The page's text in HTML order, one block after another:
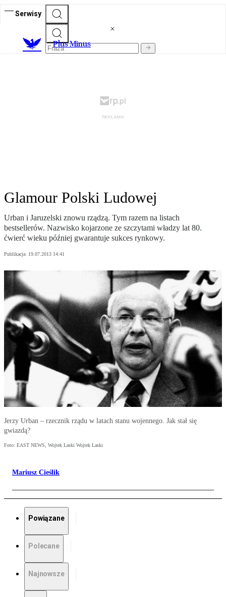
Serwisy
Plus Minus
Glamour Polski Ludowej
Urban i Jaruzelski znowu rządzą. Tym razem na listach
bestsellerów. Nazwisko kojarzone ze szczytami władzy lat 80.
ćwierć wieku później gwarantuje sukces rynkowy.
Publikacja: 19.07.2013 14:41
Jerzy Urban – rzecznik rządu w latach stanu wojennego. Jak stał się
gwiazdą?
Foto: EAST NEWS, Wojtek Laski Wojtek Laski
Mariusz Cieślik
Powiązane
Polecane
Najnowsze